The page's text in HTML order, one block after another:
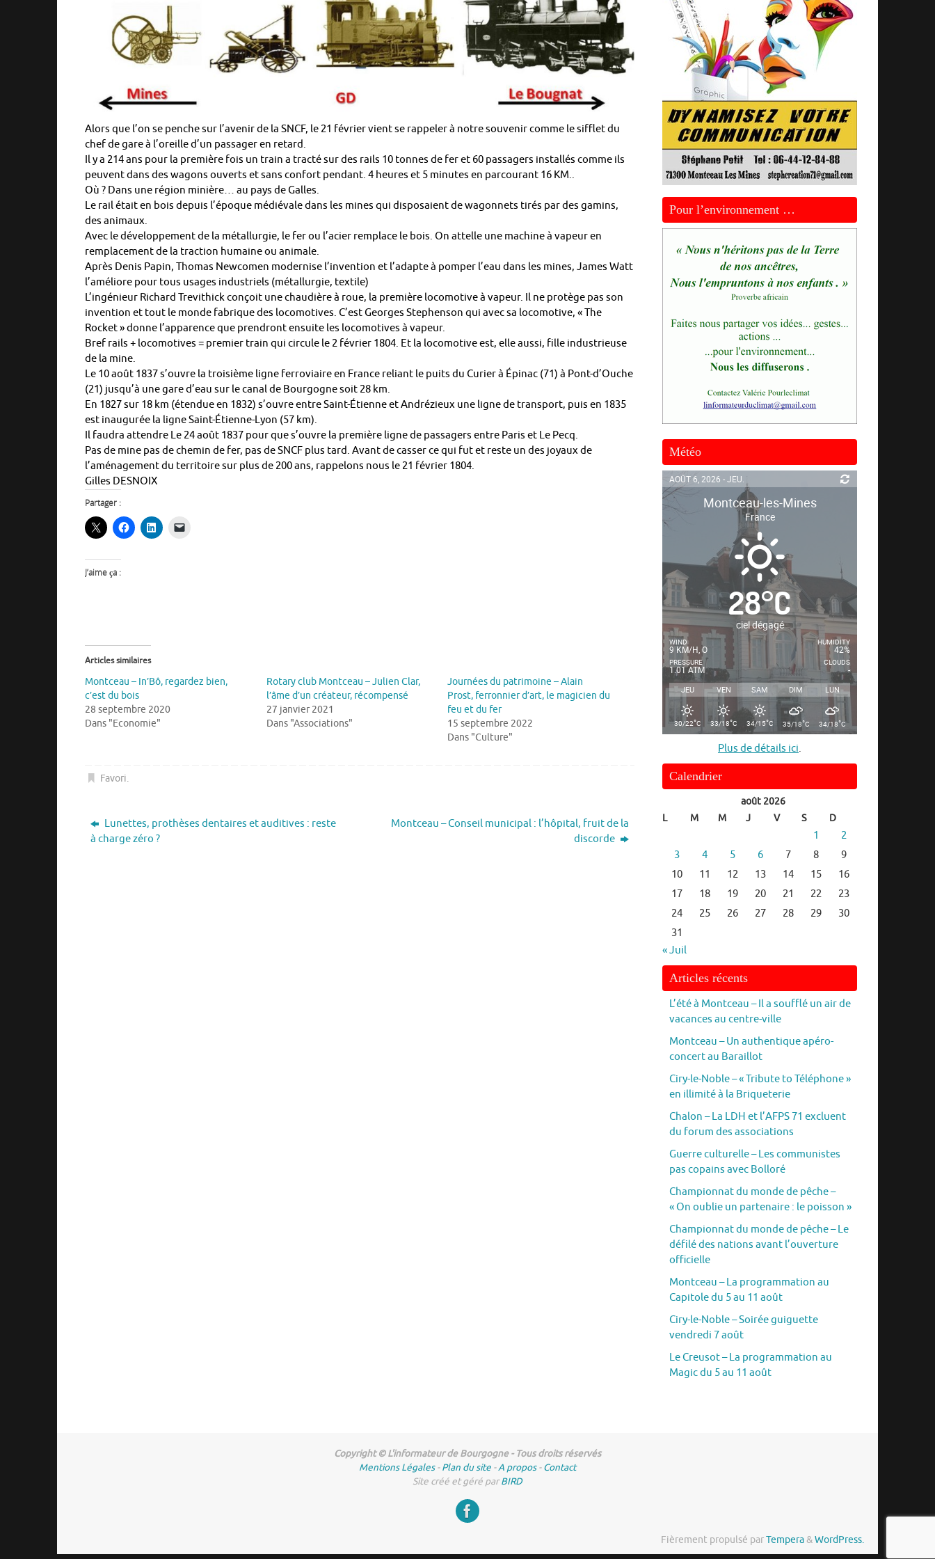
Alors que l’on se penche sur l’avenir de la SNCF, le 21 février vient se rappeler à notre souvenir comme le sifflet du
chef de gare à l’oreille d’un passager en retard.
Il y a 214 ans pour la première fois un train a tracté sur des rails 10 tonnes de fer et 60 passagers installés comme ils
peuvent dans des wagons ouverts et sans confort pendant. 4 heures et 5 minutes en parcourant 16 KM..
Où ? Dans une région minière… au pays de Galles.
Le rail était en bois depuis l’époque médiévale dans les mines qui disposaient de wagonnets tirés par des gamins,
des animaux.
Avec le développement de la métallurgie, le fer ou l’acier remplace le bois. On attelle une machine à vapeur en
remplacement de la traction humaine ou animale.
Après Denis Papin, Thomas Newcomen modernise l’invention et l’adapte à pomper l’eau dans les mines, James Watt
l’améliore pour tous usages industriels (métallurgie, textile)
L’ingénieur Richard Trevithick conçoit une chaudière à roue, la première locomotive à vapeur. Il ne protège pas son
invention et tout le monde fabrique des locomotives. C’est Georges Stephenson qui avec sa locomotive, « The
Rocket » donne l’apparence que prendront ensuite les locomotives à vapeur.
Bref rails + locomotives = premier train qui circule le 2 février 1804. Et la locomotive est, elle aussi, fille industrieuse
de la mine.
Le 10 août 1837 s’ouvre la troisième ligne ferroviaire en France reliant le puits du Curier à Épinac (71) à Pont-d’Ouche
(21) jusqu’à une gare d’eau sur le canal de Bourgogne soit 28 km.
En 1827 sur 18 km (étendue en 1832) s’ouvre entre Saint-Étienne et Andrézieux une ligne de transport, puis en 1835
est inaugurée la ligne Saint-Étienne-Lyon (57 km).
Il faudra attendre Le 24 août 1837 pour que s’ouvre la première ligne de passagers entre Paris et Le Pecq.
Pas de mine pas de chemin de fer, pas de SNCF plus tard. Avant de casser ce qui fut et reste un des joyaux de
l’aménagement du territoire sur plus de 200 ans, rappelons nous le 21 février 1804.
Gilles DESNOIX
Partager :
J’aime ça :
Articles similaires
Montceau – In’Bô, regardez bien,
c’est du bois
28 septembre 2020
Dans "Economie"
Rotary club Montceau – Julien Clar,
l’âme d’un créateur, récompensé
27 janvier 2021
Dans "Associations"
Journées du patrimoine – Alain
Prost, ferronnier d’art, le magicien du
feu et du fer
15 septembre 2022
Dans "Culture"
Favori.
Lunettes, prothèses dentaires et auditives : reste
à charge zéro ?
Montceau – Conseil municipal : l’hôpital, fruit de la
discorde
Pour l’environnement …
Météo
AOÛT 6, 2026 - JEU.
Montceau-les-Mines
France
28°C
ciel dégagé
WIND
9 KM/H, O
PRESSURE
1.01 ATM
HUMIDITY
42%
CLOUDS
-
JEU VEN SAM DIM LUN
30/22°C 33/18°C 34/15°C 35/18°C 34/18°C
Plus de détails ici.
Calendrier
août 2026
L
M M J V S D
1
2
3
4 5 6 7 8
9
10
11 12 13 14 15
16
17
18 19 20 21 22
23
24
25 26 27 28 29
30
31
« Juil
Articles récents
L’été à Montceau – Il a soufflé un air de
vacances au centre-ville
Montceau – Un authentique apéro-
concert au Baraillot
Ciry-le-Noble – « Tribute to Téléphone »
en illimité à la Briqueterie
Chalon – La LDH et l’AFPS 71 excluent
du forum des associations
Guerre culturelle – Les communistes
pas copains avec Bolloré
Championnat du monde de pêche –
« On oublie un partenaire : le poisson »
Championnat du monde de pêche – Le
défilé des nations avant l’ouverture
officielle
Montceau – La programmation au
Capitole du 5 au 11 août
Ciry-le-Noble – Soirée guiguette
vendredi 7 août
Le Creusot – La programmation au
Magic du 5 au 11 août
Copyright © L'informateur de Bourgogne - Tous droits réservés
Mentions Légales-Plan du site -A propos-Contact
Site créé et géré parBIRD
Fièrement propulsé parTempera&WordPress.